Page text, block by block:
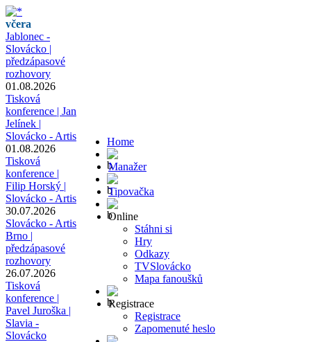
včera
Jablonec -
Slovácko |
předzápasové
rozhovory
01.08.2026
Tisková
konference | Jan
Jelínek |
Slovácko - Artis
01.08.2026
Tisková
konference |
Filip Horský |
Slovácko - Artis
30.07.2026
Slovácko - Artis
Brno |
předzápasové
rozhovory
26.07.2026
Tisková
konference |
Pavel Juroška |
Slavia -
Slovácko
Home
Manažer
Tipovačka
Online
Stáhni si
Hry
Odkazy
TVSlovácko
Mapa fanoušků
Registrace
Registrace
Zapomenuté heslo